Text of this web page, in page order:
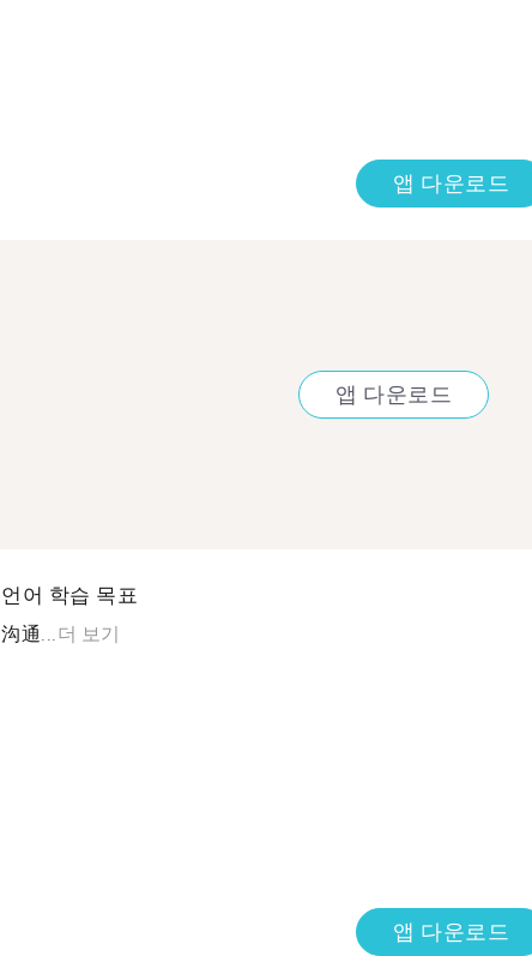
앱 다운로드
앱 다운로드
언어 학습 목표
沟通... 더 보기
앱 다운로드